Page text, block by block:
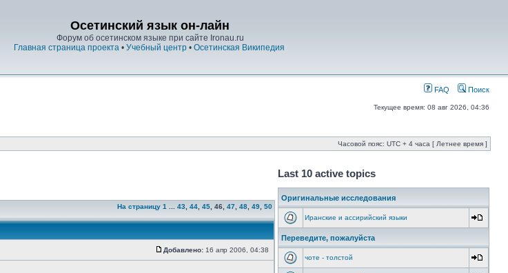
Осетинский язык он-лайн
Форум об осетинском языке при сайте Ironau.ru
Главная страница проекта • Учебный центр • Осетинская Википедия
FAQ Поиск
Текущее время: 08 авг 2026, 04:36
Часовой пояс: UTC + 4 часа [ Летнее время ]
На страницу 1 43 44 45 46 47 48 49 50
Добавлено: 16 апр 2006, 04:38
Last 10 active topics
Оригинальные исследования
Иранские и ассирийский языки
Переведите, пожалуйста
чоте - толстой